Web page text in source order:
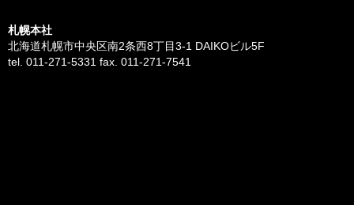
札幌本社
北海道札幌市中央区南2条西8丁目3-1 DAIKOビル5F
tel. 011-271-5331 fax. 011-271-7541